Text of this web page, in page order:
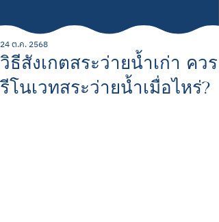
วิธีสังเกตสระว่ายน้ำเก่า ควร
รีโนเวทสระว่ายน้ำเมื่อไหร่?
24 ต.ค. 2568